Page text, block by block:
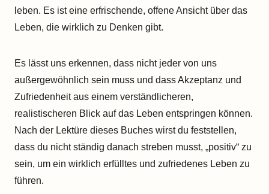
leben. Es ist eine erfrischende, offene Ansicht über das
Leben, die wirklich zu Denken gibt.
Es lässt uns erkennen, dass nicht jeder von uns
außergewöhnlich sein muss und dass Akzeptanz und
Zufriedenheit aus einem verständlicheren,
realistischeren Blick auf das Leben entspringen können.
Nach der Lektüre dieses Buches wirst du feststellen,
dass du nicht ständig danach streben musst, „positiv“ zu
sein, um ein wirklich erfülltes und zufriedenes Leben zu
führen.